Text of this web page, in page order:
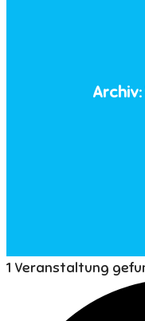
Archiv:
1 Veranstaltung